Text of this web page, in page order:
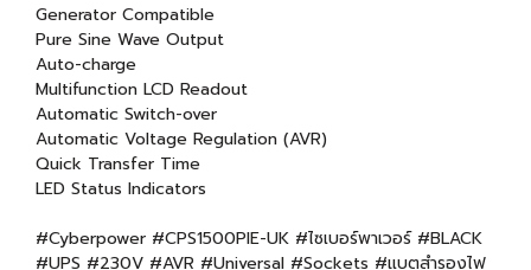
Generator Compatible
Pure Sine Wave Output
Auto-charge
Multifunction LCD Readout
Automatic Switch-over
Automatic Voltage Regulation (AVR)
Quick Transfer Time
LED Status Indicators
#Cyberpower #CPS1500PIE-UK #ไซเบอร์พาเวอร์ #BLACK
#UPS #230V #AVR #Universal #Sockets #แบตสำรองไฟ